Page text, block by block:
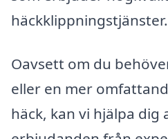
häckklippningstjänster.
Oavsett om du
eller en mer
häck, kan vi hjälpa dig